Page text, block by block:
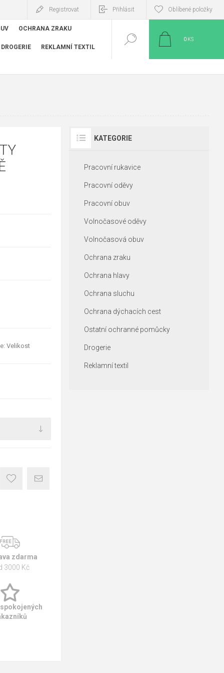
Registrovat Přihlásit Oblíbené položky
OCHRANA ZRAKU
DROGERIE REKLAMNÍ TEXTIL
0 KS
Velikost
zdarma
3000 Kč
KATEGORIE
Pracovní rukavice
Pracovní oděvy
Pracovní obuv
Volnočasové oděvy
Volnočasová obuv
Ochrana zraku
Ochrana hlavy
Ochrana sluchu
Ochrana dýchacích cest
Ostatní ochranné pomůcky
Drogerie
Reklamní textil